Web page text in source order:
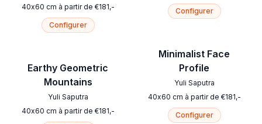
40x60 cm à partir de €181,-
Configurer
Earthy Geometric
Mountains
Yuli Saputra
40x60 cm à partir de €181,-
Configurer
Minimalist Face
Profile
Yuli Saputra
40x60 cm à partir de €181,-
Configurer